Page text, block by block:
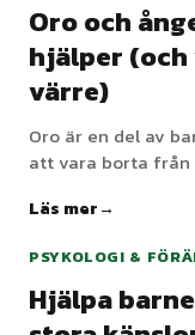
Oro och
hjälper
värre)
Oro är en del av
att vara borta från
välmenande sätt
Läs mer
PSYKOLOGI &
Hjälpa